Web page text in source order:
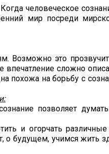
человеческое
мир посреди
Возможно это
сложно
на борьбу с
позволяет
и огорчать
будущем, учимся жить